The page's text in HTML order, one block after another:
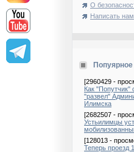
О
Написать нам
Попуярное
[2960429 -
Как "Попутчик"
"развел"
Илимска
[2682507 -
Устьилимцы
[128013 -
Теперь проезд